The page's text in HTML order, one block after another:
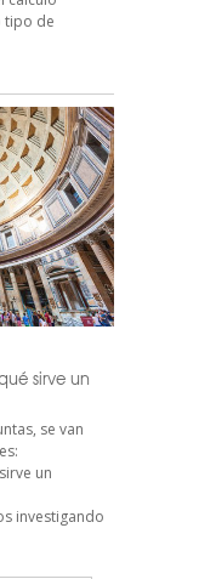
tipo de
sirve un
se van
un
investigando